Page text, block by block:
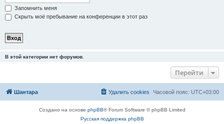
Запомнить меня
Скрыть моё пребывание на конференции в этот раз
В этой категории нет форумов.
Перейти
Шантара Часовой пояс: UTC+03:00
Удалить cookies
Создано на основе phpBB® Forum Software © phpBB Limited
Русская поддержка phpBB